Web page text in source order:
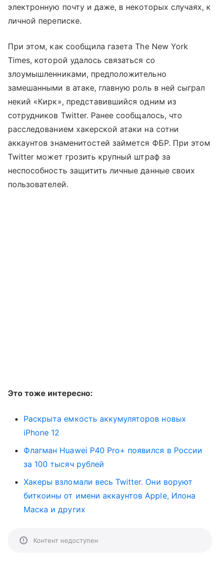
электронную почту и даже, в некоторых случаях, к
личной переписке.
При этом, как сообщила газета The New York
Times, которой удалось связаться со
злоумышленниками, предположительно
замешанными в атаке, главную роль в ней сыграл
некий «Кирк», представившийся одним из
сотрудников Twitter. Ранее сообщалось, что
расследованием хакерской атаки на сотни
аккаунтов знаменитостей займется ФБР. При этом
Twitter может грозить крупный штраф за
неспособность защитить личные данные своих
пользователей.
Это тоже интересно:
Раскрыта емкость аккумуляторов новых
iPhone 12
Флагман Huawei P40 Pro+ появился в России
за 100 тысяч рублей
Хакеры взломали весь Twitter. Они воруют
биткоины от имени аккаунтов Apple, Илона
Маска и других
Контент недоступен